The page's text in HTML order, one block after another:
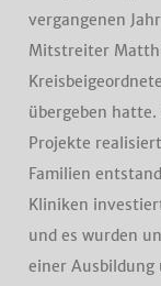
vergangenen
Mitstreiter
übergeben hatte.
Projekte
Familien
Kliniken
und es wurden
einer